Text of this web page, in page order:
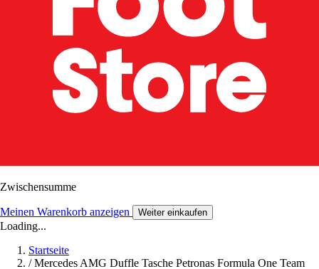
Zwischensumme
Meinen Warenkorb anzeigen Weiter einkaufen
Loading...
Startseite
/ Mercedes AMG Duffle Tasche Petronas Formula One Team